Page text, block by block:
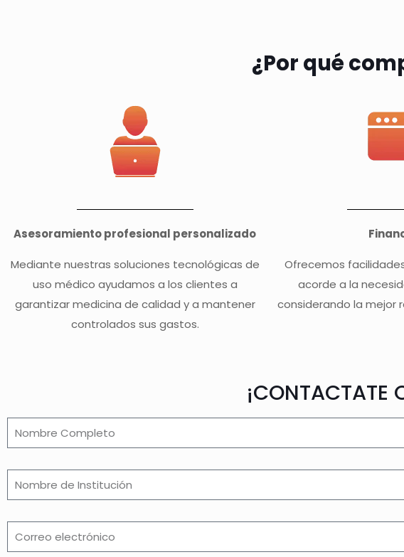
¿Por qué
Asesoramiento profesional personalizado
Mediante nuestras soluciones tecnológicas de
uso médico ayudamos a los clientes a
garantizar medicina de calidad y a mantener
controlados sus gastos.
Ofrecemos
acorde a la
considerando la mejor
¡CONTACTATE